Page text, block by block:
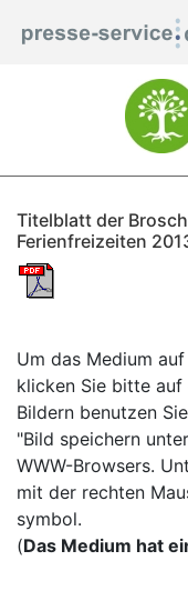
Titelblatt der
Ferienfreizeiten
Um das Medium
klicken Sie bitte
Bildern benutzen
"Bild speichern
WWW-Browsers.
mit der rechten
symbol.
(Das Medium hat